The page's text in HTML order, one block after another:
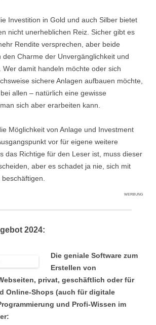
Investition in Gold und auch Silber bietet
nicht unerheblichen Reiz. Sicher gibt es
Rendite versprechen, aber beide
den Charme der Unvergänglichkeit und
Wer damit handeln möchte oder sich
sichere Anlagen aufbauen möchte,
allen – natürlich eine gewisse
sich aber erarbeiten kann.
Möglichkeit von Anlage und Investment
vor für eigene weitere
das Richtige für den Leser ist, muss dieser
aber es schadet ja nie, sich mit
WERBUNG
2024:
Die geniale Software zum
Erstellen von
privat, geschäftlich oder für
Online-Shops (auch für digitale
und Profi-Wissen im